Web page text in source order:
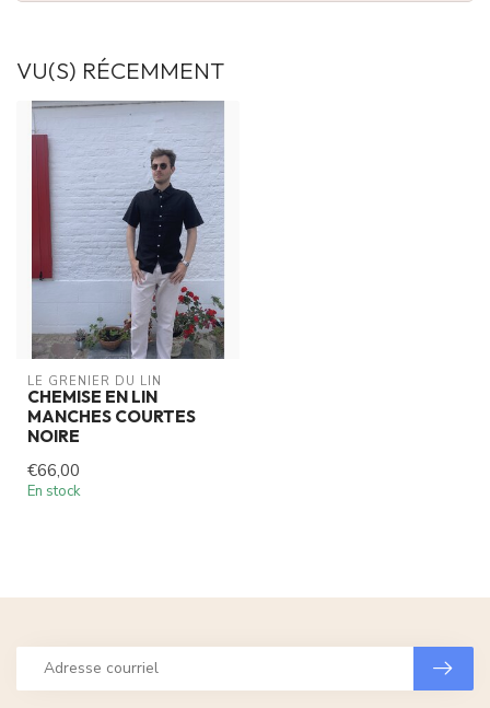
VU(S) RÉCEMMENT
LE GRENIER DU LIN
CHEMISE EN LIN
MANCHES COURTES
NOIRE
€66,00
En stock